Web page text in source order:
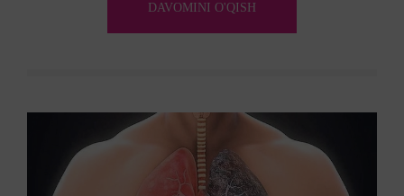
biron bir usuli bormi?DAVOMINI O'QISH